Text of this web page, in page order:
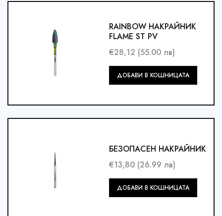
RAINBOW НАКРАЙНИК
FLAME ST PV
€28,12 (55.00 лв)
Добави
в
ДОБАВИ В КОШНИЦАТА
БЕЗОПАСЕН НАКРАЙНИК
€13,80 (26.99 лв)
Добави
в
ДОБАВИ В КОШНИЦАТА